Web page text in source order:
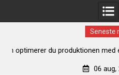
Seneste
Rustiklys – skab varme
06 aug,